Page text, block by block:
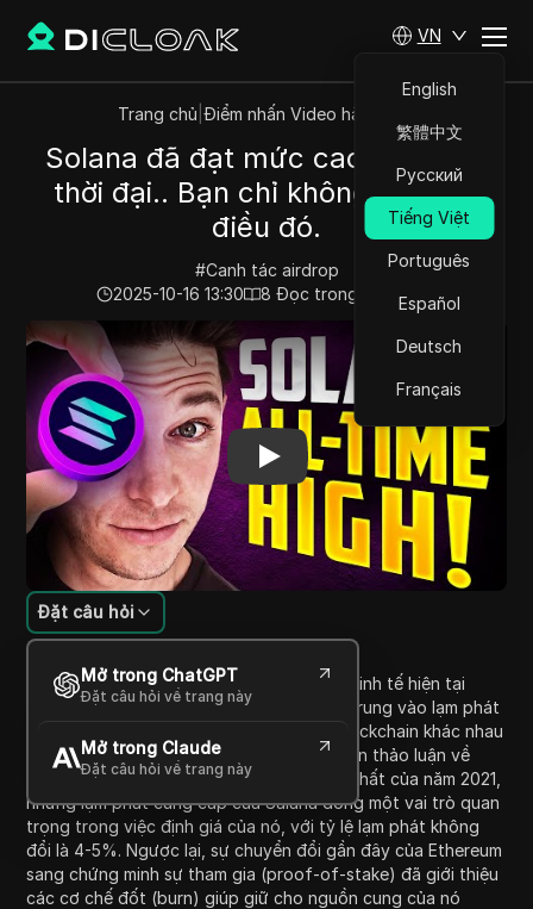
VN
English
繁體中文
Русский
Tiếng Việt
Português
Español
Deutsch
Français
Trang chủ Điểm nhấn Video hàng đầu
Solana đã đạt mức cao nhất mọi
thời đại.. Bạn chỉ không nhận ra
điều đó.
#Canh tác airdrop
2025-10-16 13:30
8 Đọc trong giây phút
Play Video: Solana đã đạt mức cao nhất mọi thời đại..
Giới thiệu nội dung
Đặt câu hỏi
Mở trong ChatGPT
Đặt câu hỏi về trang này
Mở trong Claude
Đặt câu hỏi về trang này
Video này đề cập đến những thách thức kinh tế hiện tại
trong bối cảnh tiền điện tử, đặc biệt tập trung vào lạm phát
và tác động của nó đối với các tài sản blockchain khác nhau
như Salana và Ethereum. Người dẫn chuyện thảo luận về
việc nhiều tài sản vẫn nằm dưới mức cao nhất của năm 2021,
nhưng lạm phát cung cấp của Salana đóng một vai trò quan
trọng trong việc định giá của nó, với tỷ lệ lạm phát không
đổi là 4-5%. Ngược lại, sự chuyển đổi gần đây của Ethereum
sang chứng minh sự tham gia (proof-of-stake) đã giới thiệu
các cơ chế đốt (burn) giúp giữ cho nguồn cung của nó